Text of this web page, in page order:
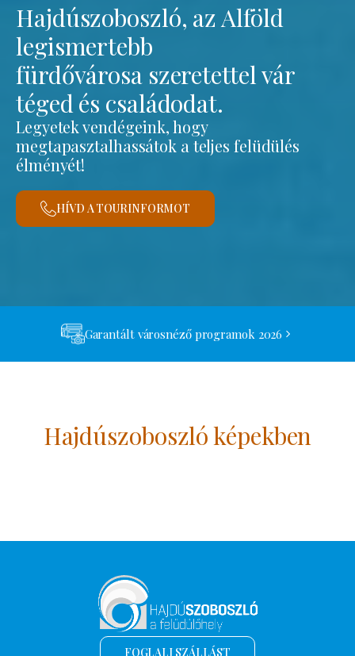
Hajdúszoboszló, az Alföld
legismertebb
fürdővárosa szeretettel vár
téged és családodat.
Legyetek vendégeink, hogy
megtapasztalhassátok a teljes felüdülés
élményét!
HÍVD A TOURINFORMOT
Garantált városnéző programok 2026
Hajdúszoboszló képekben
FOGLALJ SZÁLLÁST